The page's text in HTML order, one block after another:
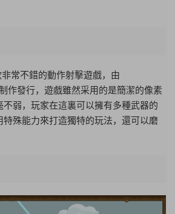
常不錯的動作射擊遊戲，由
作發行，遊戲雖然采用的是簡潔的像素
弱，玩家在這裏可以擁有多種武器的
殊能力來打造獨特的玩法，還可以磨